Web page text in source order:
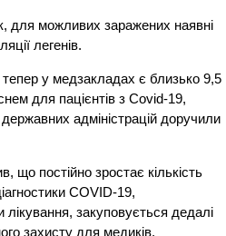
для можливих заражених наявні
легенів.
у медзакладах є близько 9,5
для пацієнтів з Covid-19,
адміністрацій доручили
що постійно зростає кількість
COVID-19,
закуповується дедалі
захисту для медиків.